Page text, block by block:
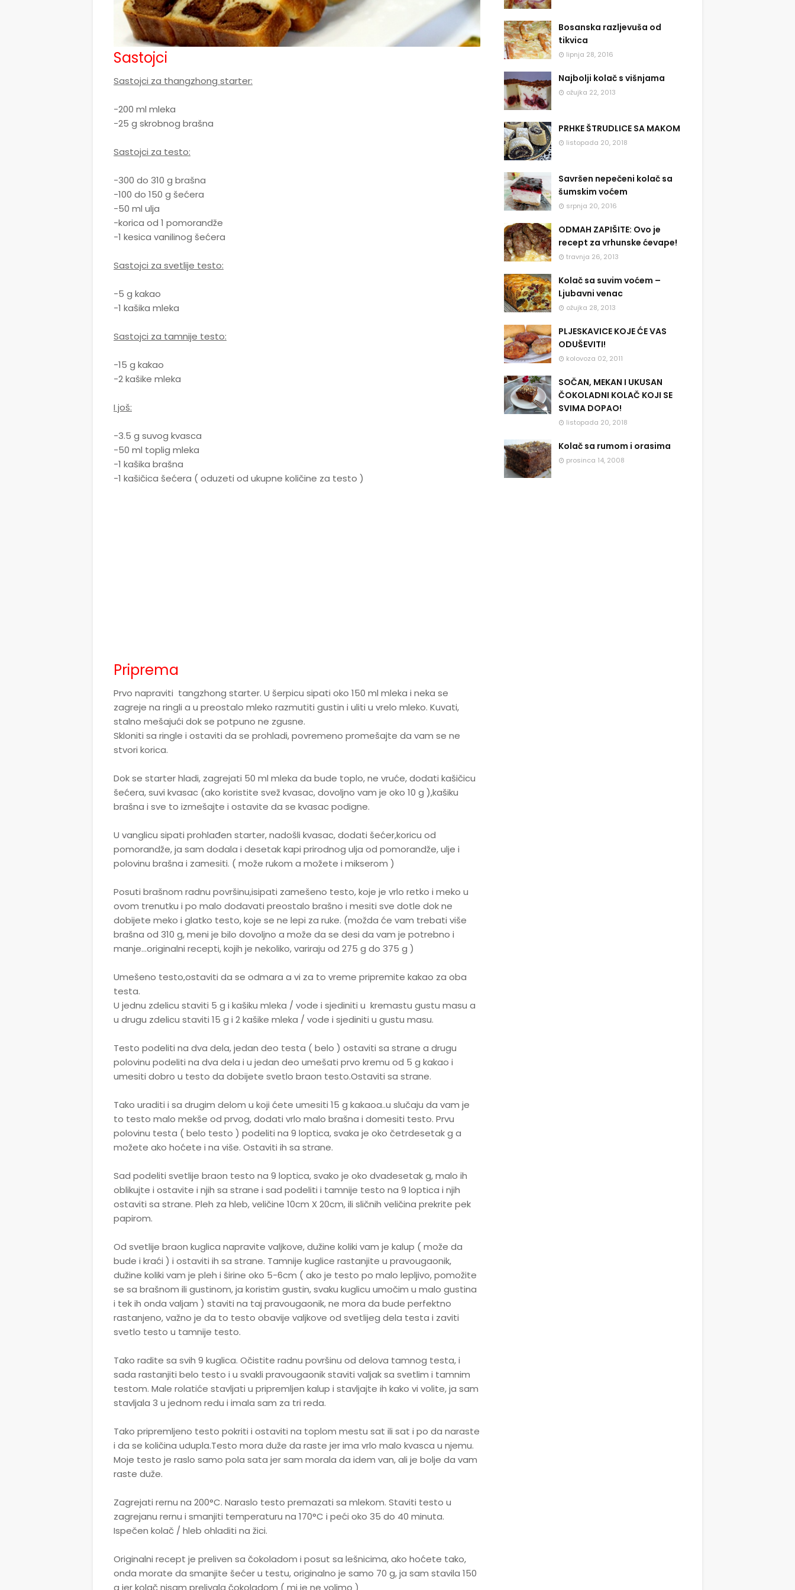
Sastojci
Sastojci za thangzhong starter:
-200 ml mleka
-25 g skrobnog brašna
Sastojci za testo:
-300 do 310 g brašna
-100 do 150 g šećera
-50 ml ulja
-korica od 1 pomorandže
-1 kesica vanilinog šećera
Sastojci za svetlije testo:
-5 g kakao
-1 kašika mleka
Sastojci za tamnije testo:
-15 g kakao
-2 kašike mleka
I još:
-3.5 g suvog kvasca
-50 ml toplig mleka
-1 kašika brašna
-1 kašičica šećera ( oduzeti od ukupne količine za testo )
Priprema
Prvo napraviti tangzhong starter. U šerpicu sipati oko 150 ml mleka i neka se
zagreje na ringli a u preostalo mleko razmutiti gustin i uliti u vrelo mleko. Kuvati,
stalno mešajući dok se potpuno ne zgusne.
Skloniti sa ringle i ostaviti da se prohladi, povremeno promešajte da vam se ne
stvori korica.
Dok se starter hladi, zagrejati 50 ml mleka da bude toplo, ne vruće, dodati kašičicu
šećera, suvi kvasac (ako koristite svež kvasac, dovoljno vam je oko 10 g ),kašiku
brašna i sve to izmešajte i ostavite da se kvasac podigne.
U vanglicu sipati prohlađen starter, nadošli kvasac, dodati šećer,koricu od
pomorandže, ja sam dodala i desetak kapi prirodnog ulja od pomorandže, ulje i
polovinu brašna i zamesiti. ( može rukom a možete i mikserom )
Posuti brašnom radnu površinu,isipati zamešeno testo, koje je vrlo retko i meko u
ovom trenutku i po malo dodavati preostalo brašno i mesiti sve dotle dok ne
dobijete meko i glatko testo, koje se ne lepi za ruke. (možda će vam trebati više
brašna od 310 g, meni je bilo dovoljno a može da se desi da vam je potrebno i
manje...originalni recepti, kojih je nekoliko, variraju od 275 g do 375 g )
Umešeno testo,ostaviti da se odmara a vi za to vreme pripremite kakao za oba
testa.
U jednu zdelicu staviti 5 g i kašiku mleka / vode i sjediniti u kremastu gustu masu a
u drugu zdelicu staviti 15 g i 2 kašike mleka / vode i sjediniti u gustu masu.
Testo podeliti na dva dela, jedan deo testa ( belo ) ostaviti sa strane a drugu
polovinu podeliti na dva dela i u jedan deo umešati prvo kremu od 5 g kakao i
umesiti dobro u testo da dobijete svetlo braon testo.Ostaviti sa strane.
Tako uraditi i sa drugim delom u koji ćete umesiti 15 g kakaoa..u slučaju da vam je
to testo malo mekše od prvog, dodati vrlo malo brašna i domesiti testo. Prvu
polovinu testa ( belo testo ) podeliti na 9 loptica, svaka je oko četrdesetak g a
možete ako hoćete i na više. Ostaviti ih sa strane.
Sad podeliti svetlije braon testo na 9 loptica, svako je oko dvadesetak g, malo ih
oblikujte i ostavite i njih sa strane i sad podeliti i tamnije testo na 9 loptica i njih
ostaviti sa strane. Pleh za hleb, veličine 10cm X 20cm, ili sličnih veličina prekrite pek
papirom.
Od svetlije braon kuglica napravite valjkove, dužine koliki vam je kalup ( može da
bude i kraći ) i ostaviti ih sa strane. Tamnije kuglice rastanjite u pravougaonik,
dužine koliki vam je pleh i širine oko 5-6cm ( ako je testo po malo lepljivo, pomožite
se sa brašnom ili gustinom, ja koristim gustin, svaku kuglicu umočim u malo gustina
i tek ih onda valjam ) staviti na taj pravougaonik, ne mora da bude perfektno
rastanjeno, važno je da to testo obavije valjkove od svetlijeg dela testa i zaviti
svetlo testo u tamnije testo.
Tako radite sa svih 9 kuglica. Očistite radnu površinu od delova tamnog testa, i
sada rastanjiti belo testo i u svakli pravougaonik staviti valjak sa svetlim i tamnim
testom. Male rolatiće stavljati u pripremljen kalup i stavljajte ih kako vi volite, ja sam
stavljala 3 u jednom redu i imala sam za tri reda.
Tako pripremljeno testo pokriti i ostaviti na toplom mestu sat ili sat i po da naraste
i da se količina udupla.Testo mora duže da raste jer ima vrlo malo kvasca u njemu.
Moje testo je raslo samo pola sata jer sam morala da idem van, ali je bolje da vam
raste duže.
Zagrejati rernu na 200°C. Naraslo testo premazati sa mlekom. Staviti testo u
zagrejanu rernu i smanjiti temperaturu na 170°C i peći oko 35 do 40 minuta.
Ispečen kolač / hleb ohladiti na žici.
Originalni recept je preliven sa čokoladom i posut sa lešnicima, ako hoćete tako,
onda morate da smanjite šećer u testu, originalno je samo 70 g, ja sam stavila 150
g jer kolač nisam prelivala čokoladom ( mi je ne volimo )
Bosanska razljevuša od
tikvica
lipnja 28, 2016
Najbolji kolač s višnjama
ožujka 22, 2013
PRHKE ŠTRUDLICE SA MAKOM
listopada 20, 2018
Savršen nepečeni kolač sa
šumskim voćem
srpnja 20, 2016
ODMAH ZAPIŠITE: Ovo je
recept za vrhunske ćevape!
travnja 26, 2013
Kolač sa suvim voćem –
Ljubavni venac
ožujka 28, 2013
PLJESKAVICE KOJE ĆE VAS
ODUŠEVITI!
kolovoza 02, 2011
SOČAN, MEKAN I UKUSAN
ČOKOLADNI KOLAČ KOJI SE
SVIMA DOPAO!
listopada 20, 2018
Kolač sa rumom i orasima
prosinca 14, 2008